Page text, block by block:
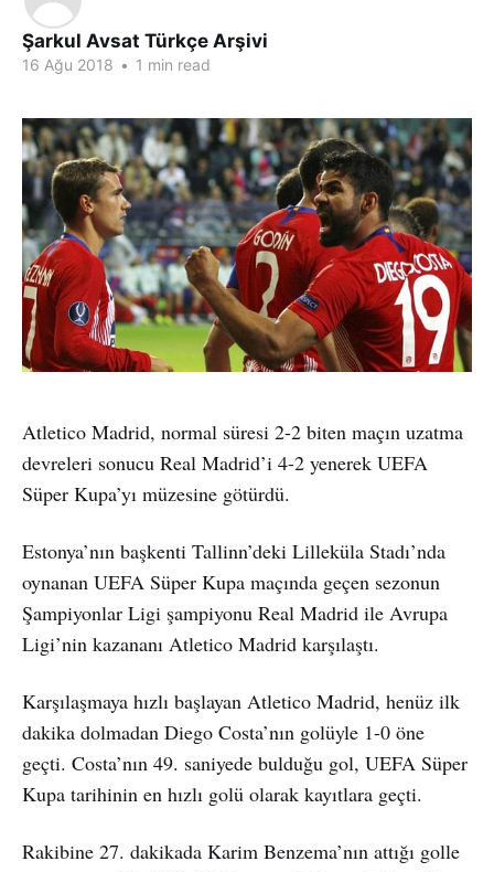
Şarkul Avsat Türkçe Arşivi
16 Ağu 2018 • 1 min read
Atletico Madrid, normal süresi 2-2 biten maçın uzatma
devreleri sonucu Real Madrid’i 4-2 yenerek UEFA
Süper Kupa’yı müzesine götürdü.
Estonya’nın başkenti Tallinn’deki Lilleküla Stadı’nda
oynanan UEFA Süper Kupa maçında geçen sezonun
Şampiyonlar Ligi şampiyonu Real Madrid ile Avrupa
Ligi’nin kazananı Atletico Madrid karşılaştı.
Karşılaşmaya hızlı başlayan Atletico Madrid, henüz ilk
dakika dolmadan Diego Costa’nın golüyle 1-0 öne
geçti. Costa’nın 49. saniyede bulduğu gol, UEFA Süper
Kupa tarihinin en hızlı golü olarak kayıtlara geçti.
Rakibine 27. dakikada Karim Benzema’nın attığı golle